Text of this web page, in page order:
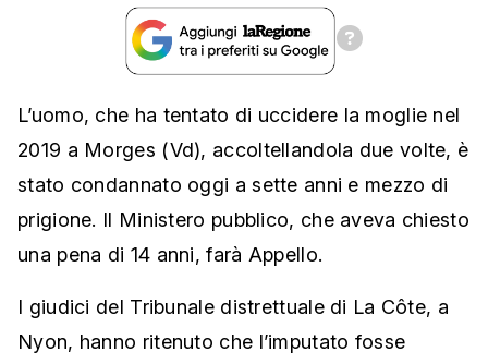
L’uomo, che ha tentato di uccidere la moglie nel
2019 a Morges (Vd), accoltellandola due volte, è
stato condannato oggi a sette anni e mezzo di
prigione. Il Ministero pubblico, che aveva chiesto
una pena di 14 anni, farà Appello.
I giudici del Tribunale distrettuale di La Côte, a
Nyon, hanno ritenuto che l’imputato fosse